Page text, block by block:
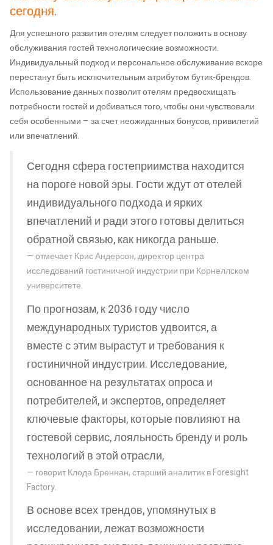
сегодня.
Для успешного развития отелям следует положить в основу
обслуживания гостей технологические возможности.
Индивидуальный подход и персональное обслуживание вскоре
перестанут быть исключительным атрибутом бутик-брендов.
Использование данных позволит отелям предвосхищать
потребности гостей и добиваться того, чтобы они чувствовали
себя особенными – за счет неожиданных бонусов, привилегий
или впечатлений.
Сегодня сфера гостеприимства находится
на пороге новой эры. Гости ждут от отелей
индивидуального подхода и ярких
впечатлений и ради этого готовы делиться
обратной связью, как никогда раньше.
отмечает Крис Андерсон, директор центра
исследований гостиничной индустрии при Корнеллском
университете.
По прогнозам, к 2036 году число
международных туристов удвоится, а
вместе с этим вырастут и требования к
гостиничной индустрии. Исследование,
основанное на результатах опроса и
потребителей, и экспертов, определяет
ключевые факторы, которые повлияют на
гостевой сервис, лояльность бренду и роль
технологий в этой отрасли,
говорит Клода Бреннан, старший аналитик в Foresight
Factory.
В основе всех трендов, упомянутых в
исследовании, лежат возможности